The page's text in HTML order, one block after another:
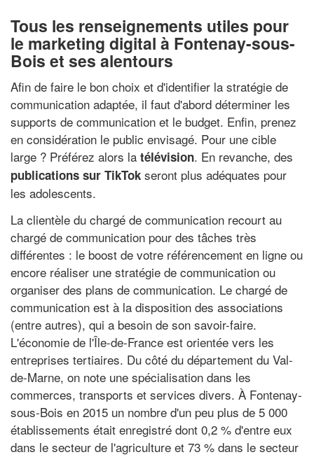
Tous les renseignements utiles pour
le marketing digital à Fontenay-sous-
Bois et ses alentours
Afin de faire le bon choix et d'identifier la stratégie de
communication adaptée, il faut d'abord déterminer les
supports de communication et le budget. Enfin, prenez
en considération le public envisagé. Pour une cible
large ? Préférez alors la télévision. En revanche, des
publications sur TikTok seront plus adéquates pour
les adolescents.
La clientèle du chargé de communication recourt au
chargé de communication pour des tâches très
différentes : le boost de votre référencement en ligne ou
encore réaliser une stratégie de communication ou
organiser des plans de communication. Le chargé de
communication est à la disposition des associations
(entre autres), qui a besoin de son savoir-faire.
L'économie de l'Île-de-France est orientée vers les
entreprises tertiaires. Du côté du département du Val-
de-Marne, on note une spécialisation dans les
commerces, transports et services divers. À Fontenay-
sous-Bois en 2015 un nombre d'un peu plus de 5 000
établissements était enregistré dont 0,2 % d'entre eux
dans le secteur de l'agriculture et 73 % dans le secteur